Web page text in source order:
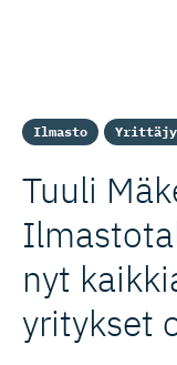
Ilmasto
Tuuli
nyt
yritykset